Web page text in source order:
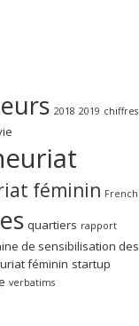
2018 2019 chiffres
féminin French
quartiers rapport
de sensibilisation des
féminin startup
verbatims